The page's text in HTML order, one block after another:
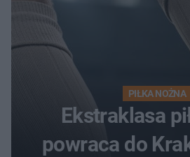
PIŁKA NOŻNA
Ekstraklasa
powraca do